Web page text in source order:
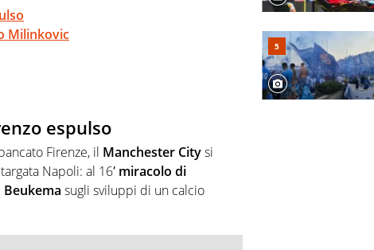
Milinkovic
espulso
Firenze, il Manchester Citysi
Napoli: al 16′ miracolo di
Beukema sugli sviluppi di un calcio